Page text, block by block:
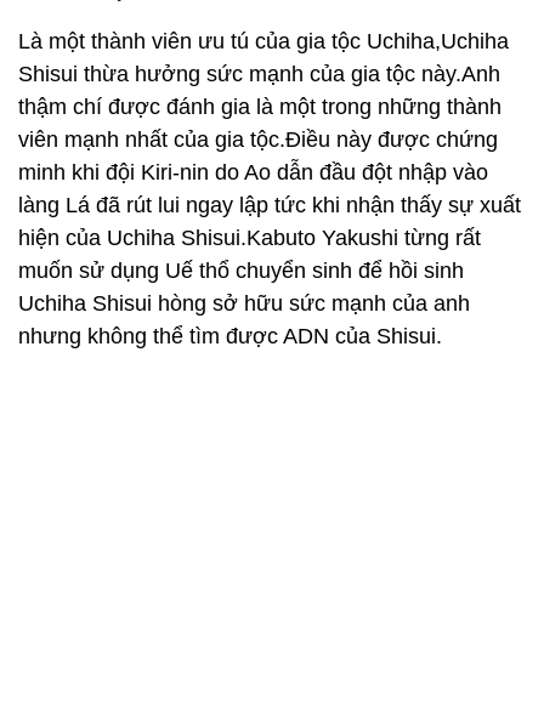
Là một thành viên ưu tú của gia tộc Uchiha,Uchiha
Shisui thừa hưởng sức mạnh của gia tộc này.Anh
thậm chí được đánh gia là một trong những thành
viên mạnh nhất của gia tộc.Điều này được chứng
minh khi đội Kiri-nin do Ao dẫn đầu đột nhập vào
làng Lá đã rút lui ngay lập tức khi nhận thấy sự xuất
hiện của Uchiha Shisui.Kabuto Yakushi từng rất
muốn sử dụng Uế thổ chuyển sinh để hồi sinh
Uchiha Shisui hòng sở hữu sức mạnh của anh
nhưng không thể tìm được ADN của Shisui.